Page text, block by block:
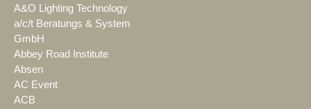
A&O Lighting Technology
a/c/t Beratungs & System
GmbH
Abbey Road Institute
Absen
AC Event
ACB